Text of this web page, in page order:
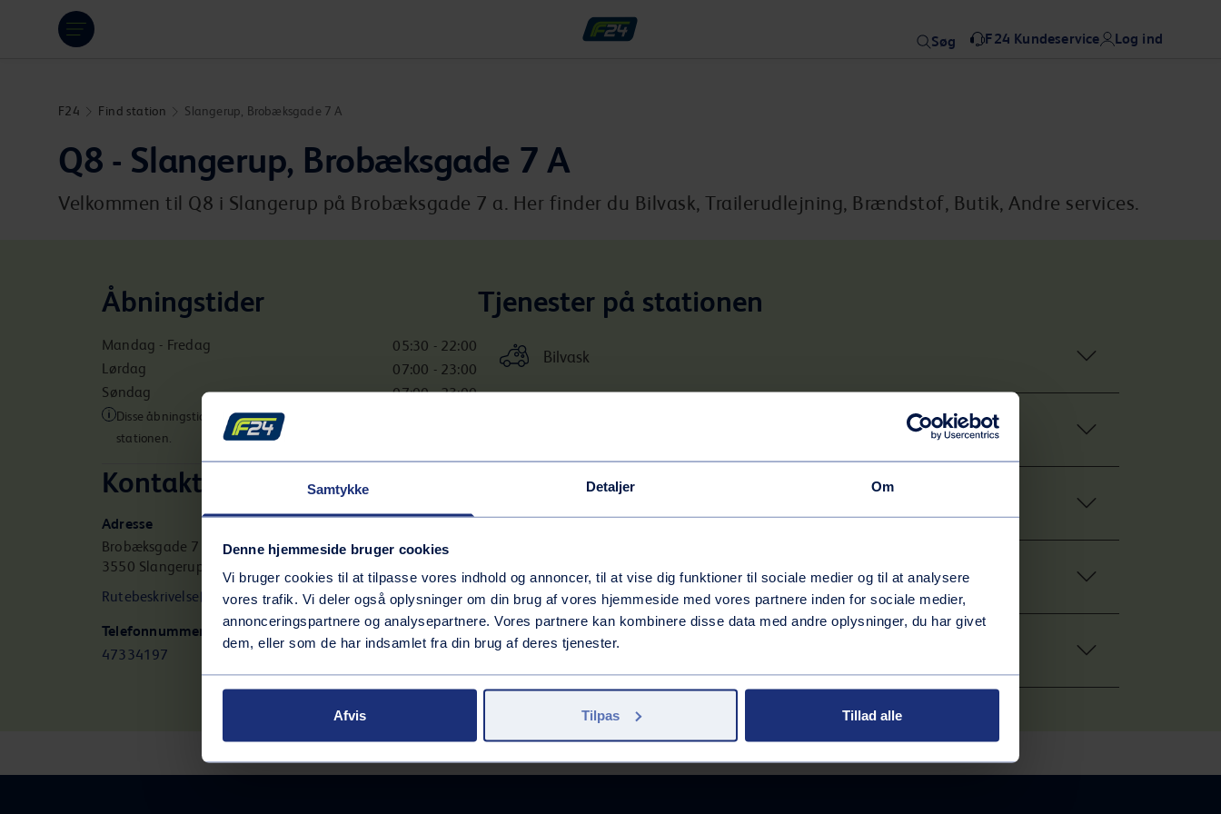
Samtykke Detaljer Om
Denne hjemmeside bruger cookies
Vi bruger cookies til at tilpasse vores indhold og annoncer, til at vise dig funktioner til sociale medier og til at analysere
vores trafik. Vi deler også oplysninger om din brug af vores hjemmeside med vores partnere inden for sociale medier,
annonceringspartnere og analysepartnere. Vores partnere kan kombinere disse data med andre oplysninger, du har givet
dem, eller som de har indsamlet fra din brug af deres tjenester.
Afvis Tilpas Tillad alle
Hoppa över länk
Søg F24 Kundeservice Log ind
F24 Find station Slangerup, Brobæksgade 7 A
Q8 - Slangerup, Brobæksgade 7 A
Velkommen til Q8 i Slangerup på Brobæksgade 7 a. Her finder du Bilvask, Trailerudlejning, Brændstof, Butik, Andre services.
Åbningstider
Mandag - Fredag
05:30 - 22:00
Lørdag
07:00 - 23:00
Søndag
07:00 - 23:00
Disse åbningstider gælder muligvis ikke for alle services på
stationen.
Kontaktinformation
Adresse
Brobæksgade 7 a
3550 Slangerup
Rutebeskrivelse
Telefonnummer
47334197
Tjenester på stationen
Bilvask
Trailerudlejning
GoEasy Diesel High Speed
Butik
Inkluderede services
Håndkøbsmedicin
Andre services
Inkluderede services
Vask med appen
Tank med appen